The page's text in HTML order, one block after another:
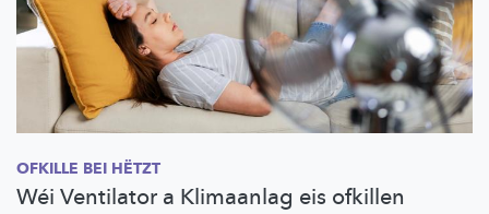
OFKILLE BEI HËTZT
Wéi Ventilator a Klimaanlag eis ofkillen